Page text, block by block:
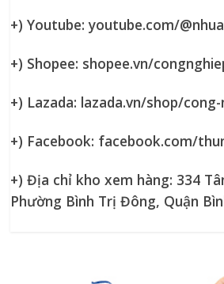
+) Youtube: youtube.com/
+) Shopee: shopee.vn/
+) Lazada: lazada.vn/shop/
+) Facebook: facebook.com/
+) Địa chỉ kho xem hàng: 334
Phường Bình Trị Đông, Quận